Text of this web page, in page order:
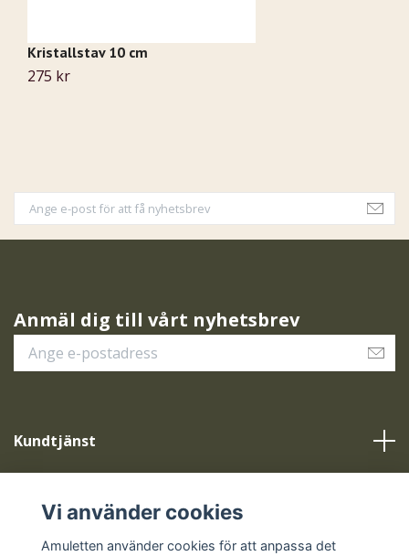
Kristallstav 10 cm
275 kr
Anmäl dig till vårt nyhetsbrev
Kundtjänst
Sociala medier
Vi använder cookies
Amuletten använder cookies för att anpassa det